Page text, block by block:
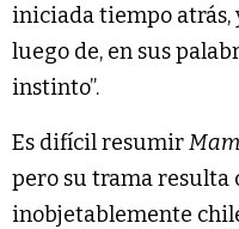
iniciada tiempo atrás,
luego de, en sus
instinto”.
Es difícil resumir
pero su trama resulta
inobjetablemente